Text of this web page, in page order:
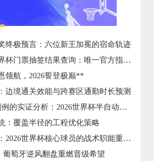
终极预言：六位新王加冕的宿命轨迹
2026年美加墨世界杯门票抽签结果查询：唯一官方指定24直播网
领航，2026誓登极巅**
边境通关效能与跨赛区通勤时长预测
基于104起争议判例的实证分析：2026世界杯半自动越位系统触发逻辑与判准精度的优化校准
：覆盖半径的工程优化策略
**角色权重革命：2026世界杯核心球员的战术职能重塑**
葡萄牙逆风翻盘重燃晋级希望